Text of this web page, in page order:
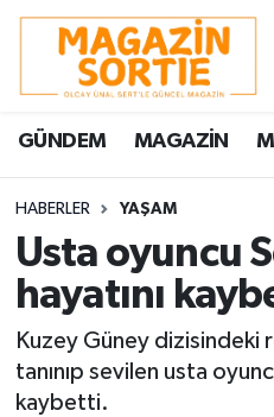
GÜNDEM MAGAZİN
HABERLER YAŞAM
Usta oyuncu
hayatını
Kuzey Güney dizisindeki
tanınıp sevilen usta
kaybetti.
Nöbetçi Eczaneler
Hava Durumu
Trafik Durumu
Süper Lig Puan
Tüm Manşetler
Son Dakika Haberleri